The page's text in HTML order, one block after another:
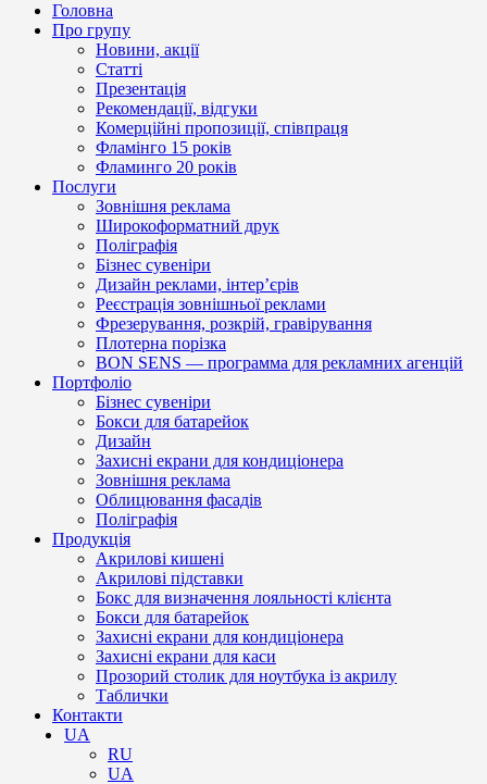
Головна
Про групу
Новини, акції
Статті
Презентація
Рекомендації, відгуки
Комерційні пропозиції, співпраця
Фламінго 15 років
Фламинго 20 років
Послуги
Зовнішня реклама
Широкоформатний друк
Поліграфія
Бізнес сувеніри
Дизайн реклами, інтер’єрів
Реєстрація зовнішньої реклами
Фрезерування, розкрій, гравірування
Плотерна порізка
BON SENS — программа для рекламних агенцій
Портфоліо
Бізнес сувеніри
Бокси для батарейок
Дизайн
Захисні екрани для кондиціонера
Зовнішня реклама
Облицювання фасадів
Поліграфія
Продукція
Акрилові кишені
Акрилові підставки
Бокс для визначення лояльності клієнта
Бокси для батарейок
Захисні екрани для кондиціонера
Захисні екрани для каси
Прозорий столик для ноутбука із акрилу
Таблички
Контакти
UA
RU
UA